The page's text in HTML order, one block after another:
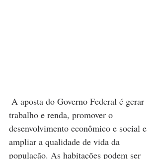
trabalho e renda, promover o
desenvolvimento econômico e social e
ampliar a qualidade de vida da
população. As habitações podem ser